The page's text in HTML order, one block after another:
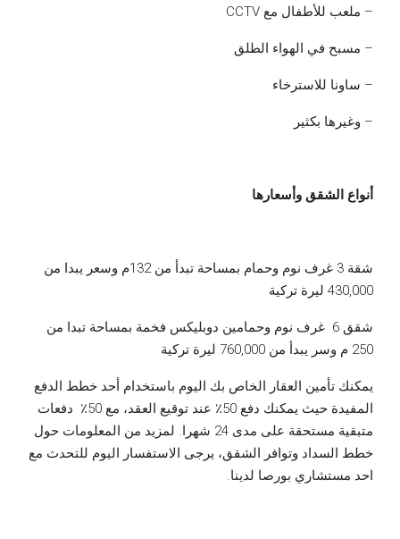
– ملعب للأطفال مع CCTV
– مسبح في الهواء الطلق
– ساونا للاسترخاء
– وغيرها بكثير
أنواع الشقق وأسعارها
شقة 3 غرف نوم وحمام بمساحة تبدأ من 132م وسعر يبدا من
430,000 ليرة تركية
شقق 6 غرف نوم وحمامين دوبليكس فخمة بمساحة تبدا من
250 م وسر يبدأ من 760,000 ليرة تركية
يمكنك تأمين العقار الخاص بك اليوم باستخدام أحد خطط الدفع
المفيدة حيث يمكنك دفع 50٪ عند توقيع العقد، مع 50٪ دفعات
متبقية مستحقة على مدى 24 شهرا. لمزيد من المعلومات حول
خطط السداد وتوافر الشقق، يرجى الاستفسار اليوم للتحدث مع
احد مستشاري بورصا لدينا.